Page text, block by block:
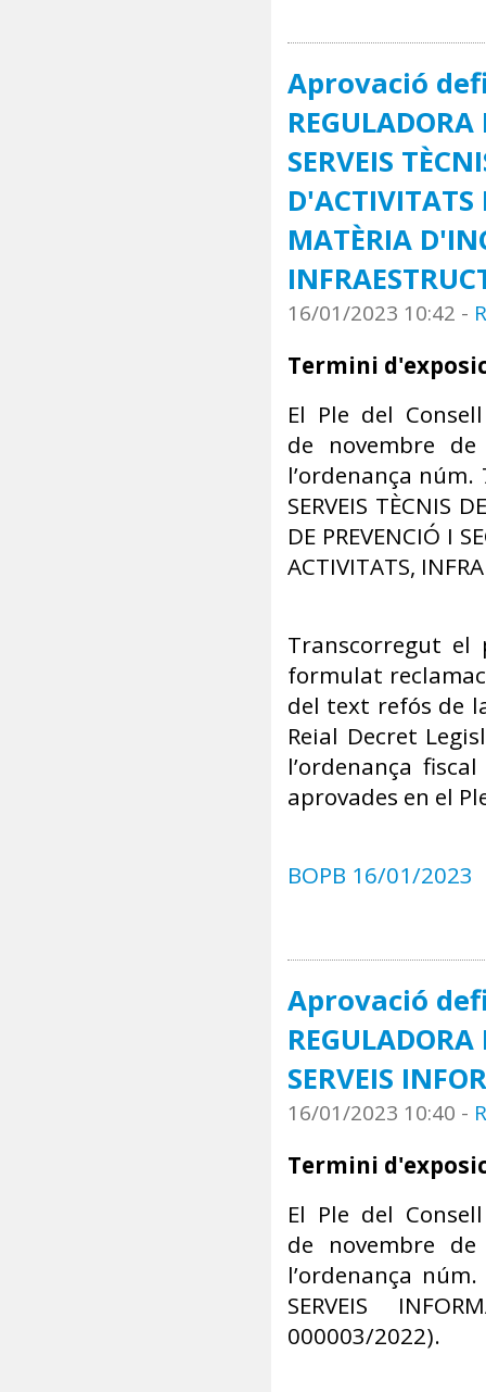
Aprovació
REGULADORA
SERVEIS
D'ACTIVITATS
MATÈRIA
16/01/2023 10:42 -
Termini
El Ple del
de novembre
l’ordenança núm.
SERVEIS TÈCNIS
DE PREVENCIÓ I
ACTIVITATS,
Transcorregut el
formulat
del text refós de
Reial Decret
l’ordenança
aprovades en el
BOPB 16/01/2023
Aprovació
REGULADORA
SERVEIS
16/01/2023 10:40 -
Termini
El Ple del
de novembre
l’ordenança núm.
SERVEIS
000003/2022).